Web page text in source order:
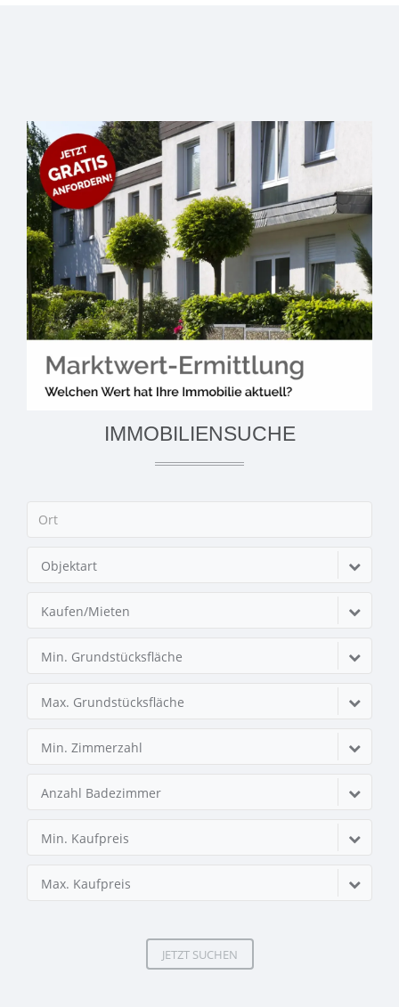
IMMOBILIENSUCHE
Objektart
Kaufen/Mieten
Min. Grundstücksfläche
Max. Grundstücksfläche
Min. Zimmerzahl
Anzahl Badezimmer
Min. Kaufpreis
Max. Kaufpreis
JETZT SUCHEN